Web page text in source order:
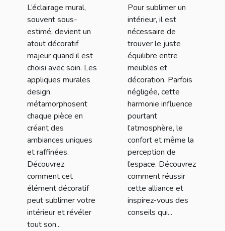
L’éclairage mural,
souvent sous-
estimé, devient un
atout décoratif
majeur quand il est
choisi avec soin. Les
appliques murales
design
métamorphosent
chaque pièce en
créant des
ambiances uniques
et raffinées.
Découvrez
comment cet
élément décoratif
peut sublimer votre
intérieur et révéler
tout son...
décoration
intérieure
Pour sublimer un
intérieur, il est
nécessaire de
trouver le juste
équilibre entre
meubles et
décoration. Parfois
négligée, cette
harmonie influence
pourtant
l’atmosphère, le
confort et même la
perception de
l’espace. Découvrez
comment réussir
cette alliance et
inspirez-vous des
conseils qui...